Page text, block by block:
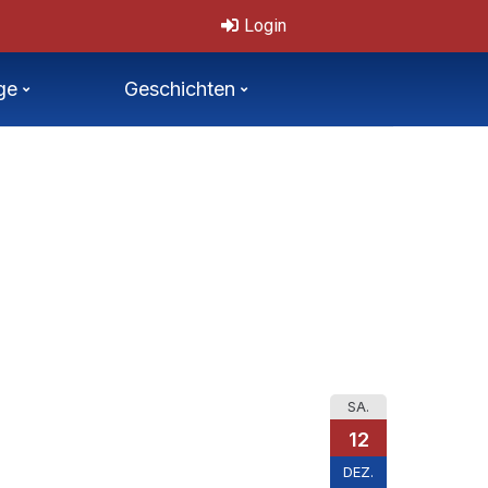
Login
Geschichten
SA.
12
DEZ.